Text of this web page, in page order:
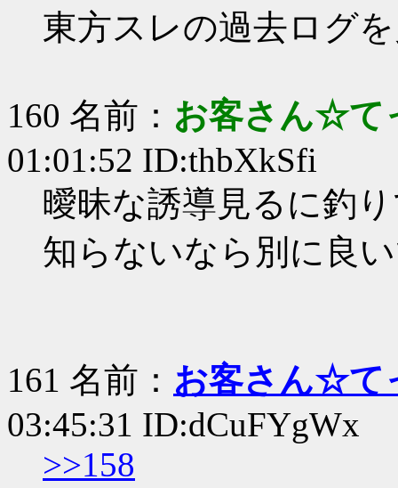
東方スレの過去ログ
160 名前： お客さん☆て
01:01:52 ID:thbXkSfi
曖昧な誘導見るに釣
知らないなら別に良
161 名前： お客さん☆て
03:45:31 ID:dCuFYgWx
>>158